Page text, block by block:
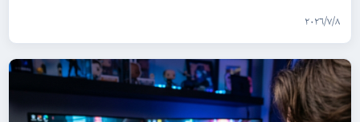
٨‏/٧‏/٢٠٢٦